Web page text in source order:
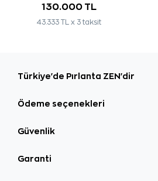
130.000 TL
43.333 TL x 3 taksit
Türkiye'de Pırlanta ZEN'dir
Ödeme seçenekleri
Güvenlik
Garanti